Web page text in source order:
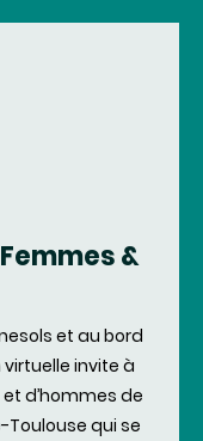
&
et au bord
invite à
d’hommes de
Toulouse qui se